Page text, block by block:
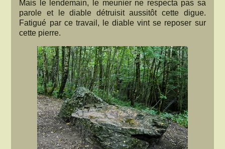
Mais le lendemain, le meunier ne respecta pas sa
parole et le diable détruisit aussitôt cette digue.
Fatigué par ce travail, le diable vint se reposer sur
cette pierre.